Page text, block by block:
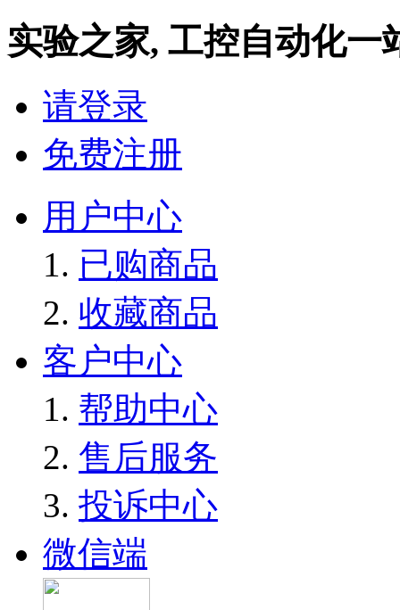
实验之家, 工控自动化
请登录
免费注册
用户中心
已购商品
收藏商品
客户中心
帮助中心
售后服务
投诉中心
微信端